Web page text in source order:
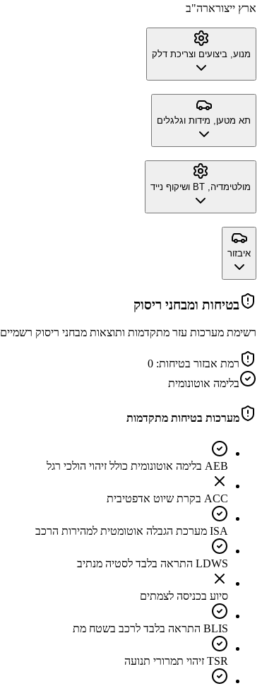
ארץ ייצורארה"ב
מנוע, ביצועים וצריכת דלק
תא מטען, מידות וגלגלים
מולטימדיה, BT ושיקוף נייד
איבזור
בטיחות ומבחני ריסוק
רשימת מערכות עזר מתקדמות ותוצאות מבחני ריסוק רשמיים
רמת אבזור בטיחות: 0
בלימה אוטונומית
מערכות בטיחות מתקדמות
AEB בלימה אוטונומית כולל זיהוי הולכי רגל
ACC בקרת שיוט אדפטיבית
ISA מערכת הגבלה אוטומטית למהירות הרכב
LDWS התראה בלבד לסטיה מנתיב
סיוע בכניסה לצמתים
BLIS התראה בלבד לרכב בשטח מת
TSR זיהוי תמרורי תנועה